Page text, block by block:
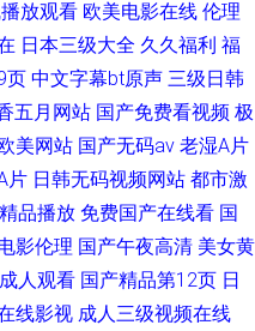
放观看 欧美电影在线 伦理
日本三级大全 久久福利 福
页 中文字幕bt原声 三级日韩
五月网站 国产免费看视频 极
美网站 国产无码av 老湿A片
片 日韩无码视频网站 都市激
品播放 免费国产在线看 国
影伦理 国产午夜高清 美女黄
人观看 国产精品第12页 日
线影视 成人三级视频在线